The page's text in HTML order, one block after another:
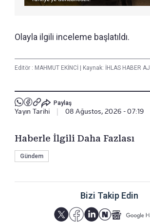
Olayla ilgili inceleme başlatıldı.
Editör : MAHMUT EKİNCİ Kaynak: İHLAS HABER
Paylaş
Yayın Tarihi 08 Ağustos, 2026 - 07:19
Haberle İlgili Daha Fazlası
Gündem
Bizi Takip Edin